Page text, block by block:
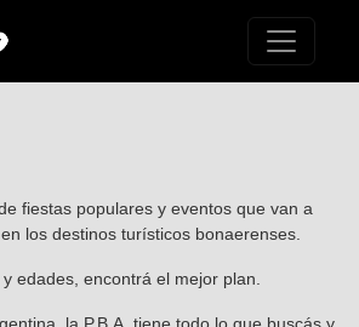
fiestas populares y eventos que van a
los destinos turísticos bonaerenses.
edades, encontrá el mejor plan.